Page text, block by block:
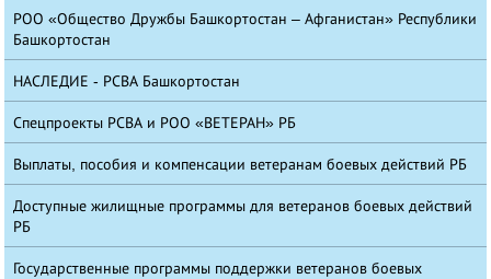
РОО «Общество Дружбы Башкортостан – Афганистан» Республики
Башкортостан
НАСЛЕДИЕ - РСВА Башкортостан
Спецпроекты РСВА и РОО «ВЕТЕРАН» РБ
Выплаты, пособия и компенсации ветеранам боевых действий РБ
Доступные жилищные программы для ветеранов боевых действий
РБ
Государственные программы поддержки ветеранов боевых